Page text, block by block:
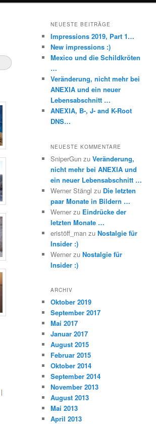
|
NEUESTE BEITRÄGE
Impressions 2019, Part 1…
New impressions :)
Mexico und die Schildkröten
…
Veränderung, nicht mehr bei
ANEXIA und ein neuer
Lebensabschnitt …
ANEXIA, B-, J- and K-Root
DNS…
NEUESTE KOMMENTARE
SniperGun zu Veränderung,
nicht mehr bei ANEXIA und
ein neuer Lebensabschnitt …
Werner Stängl zu Die letzten
paar Monate in Bildern …
Werner zu Eindrücke der
letzten Monate …
eristöff_man zu Nostalgie für
Insider :)
Werner zu Nostalgie für
Insider :)
ARCHIV
Oktober 2019
September 2017
Mai 2017
Januar 2017
August 2015
Februar 2015
Oktober 2014
September 2014
November 2013
August 2013
Mai 2013
April 2013